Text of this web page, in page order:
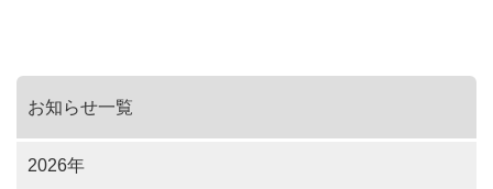
お知らせ一覧
2026年